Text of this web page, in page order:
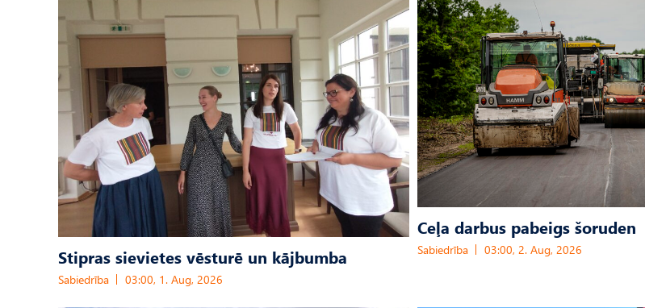
Stipras sievietes vēsturē un kājbumba
Sabiedrība 03:00, 1. Aug, 2026
Ceļa darbus pabeigs šoruden
Sabiedrība 03:00, 2. Aug, 2026